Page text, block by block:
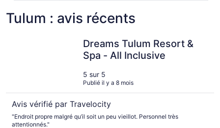
Tulum : avis récents
Dreams Tulum Resort &
Spa - All Inclusive
5 sur 5
Publié il y a 8 mois
Avis vérifié par Travelocity
"Endroit propre malgré qu’il soit un peu vieillot. Personnel très
attentionnés."